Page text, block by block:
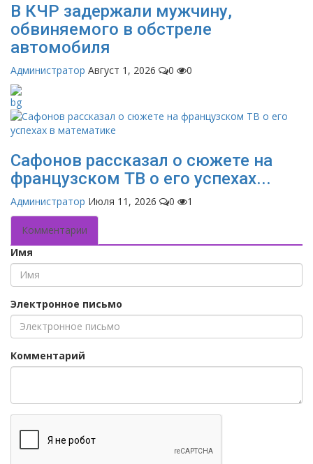
В КЧР задержали мужчину,
обвиняемого в обстреле
автомобиля
Администратор Август 1, 2026 0 0
Сафонов рассказал о сюжете на
французском ТВ о его успехах...
Администратор Июля 11, 2026 0 1
Комментарии
Имя
Электронное письмо
Комментарий